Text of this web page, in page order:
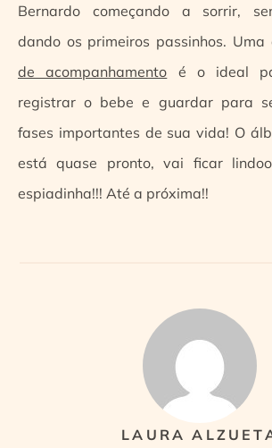
Bernardo começando a sorrir,
dando os primeiros passinhos. Uma
de acompanhamento é o ideal
registrar o bebe e guardar para
fases importantes de sua vida! O
está quase pronto, vai ficar
espiadinha!!! Até a próxima!!
LAURA